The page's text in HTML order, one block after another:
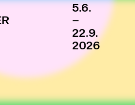
5.6.
–
22.9.
2026